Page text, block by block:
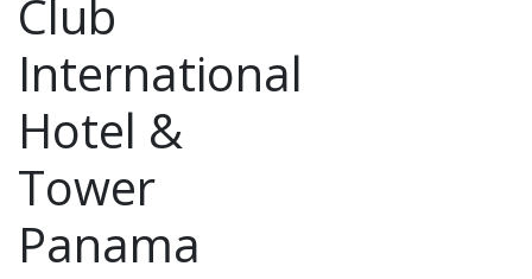
Club
International
Hotel &
Tower
Panama